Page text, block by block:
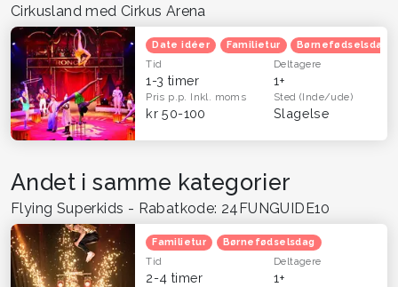
Cirkusland med Cirkus Arena
Date idéer Familietur Børnefødselsdag
Tid
1-3 timer
Deltagere
1+
Pris p.p. Inkl. moms
kr 50-100
Sted(Inde/ude)
Slagelse
Andet i samme kategorier
Flying Superkids - Rabatkode: 24FUNGUIDE10
Familietur Børnefødselsdag
Tid
2-4 timer
Deltagere
1+